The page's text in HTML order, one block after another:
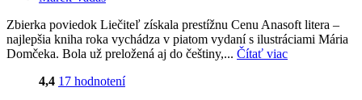
Zbierka poviedok Liečiteľ získala prestížnu Cenu Anasoft litera –
najlepšia kniha roka vychádza v piatom vydaní s ilustráciami Mária
Domčeka. Bola už preložená aj do češtiny,... Čítať viac
4,4 17 hodnotení